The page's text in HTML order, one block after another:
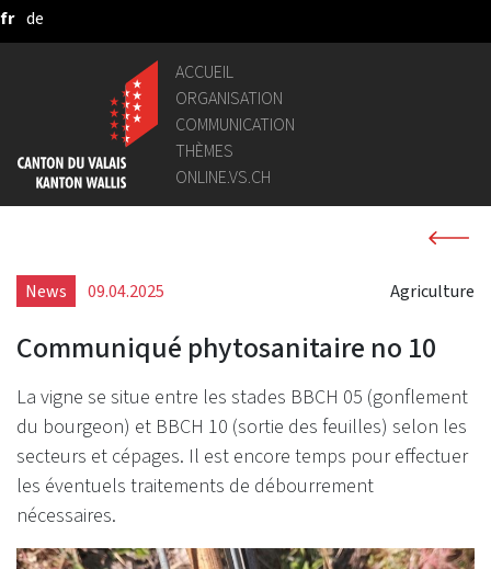
Saut au contenu principal
fr de
ACCUEIL
ORGANISATION
COMMUNICATION
THÈMES
ONLINE.VS.CH
News 09.04.2025 Agriculture
Communiqué phytosanitaire no 10
La vigne se situe entre les stades BBCH 05 (gonflement
du bourgeon) et BBCH 10 (sortie des feuilles) selon les
secteurs et cépages. Il est encore temps pour effectuer
les éventuels traitements de débourrement
nécessaires.